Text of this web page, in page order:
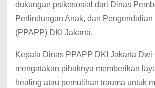
dukungan psikososial dari Dinas
Perlindungan Anak, dan
(PPAPP) DKI Jakarta.
Kepala Dinas PPAPP DKI Jakarta Dwi
mengatakan pihaknya memberikan
healing atau pemulihan trauma untuk